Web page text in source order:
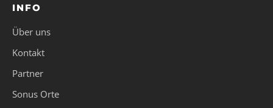
INFO
Über uns
Kontakt
Partner
Sonus Orte